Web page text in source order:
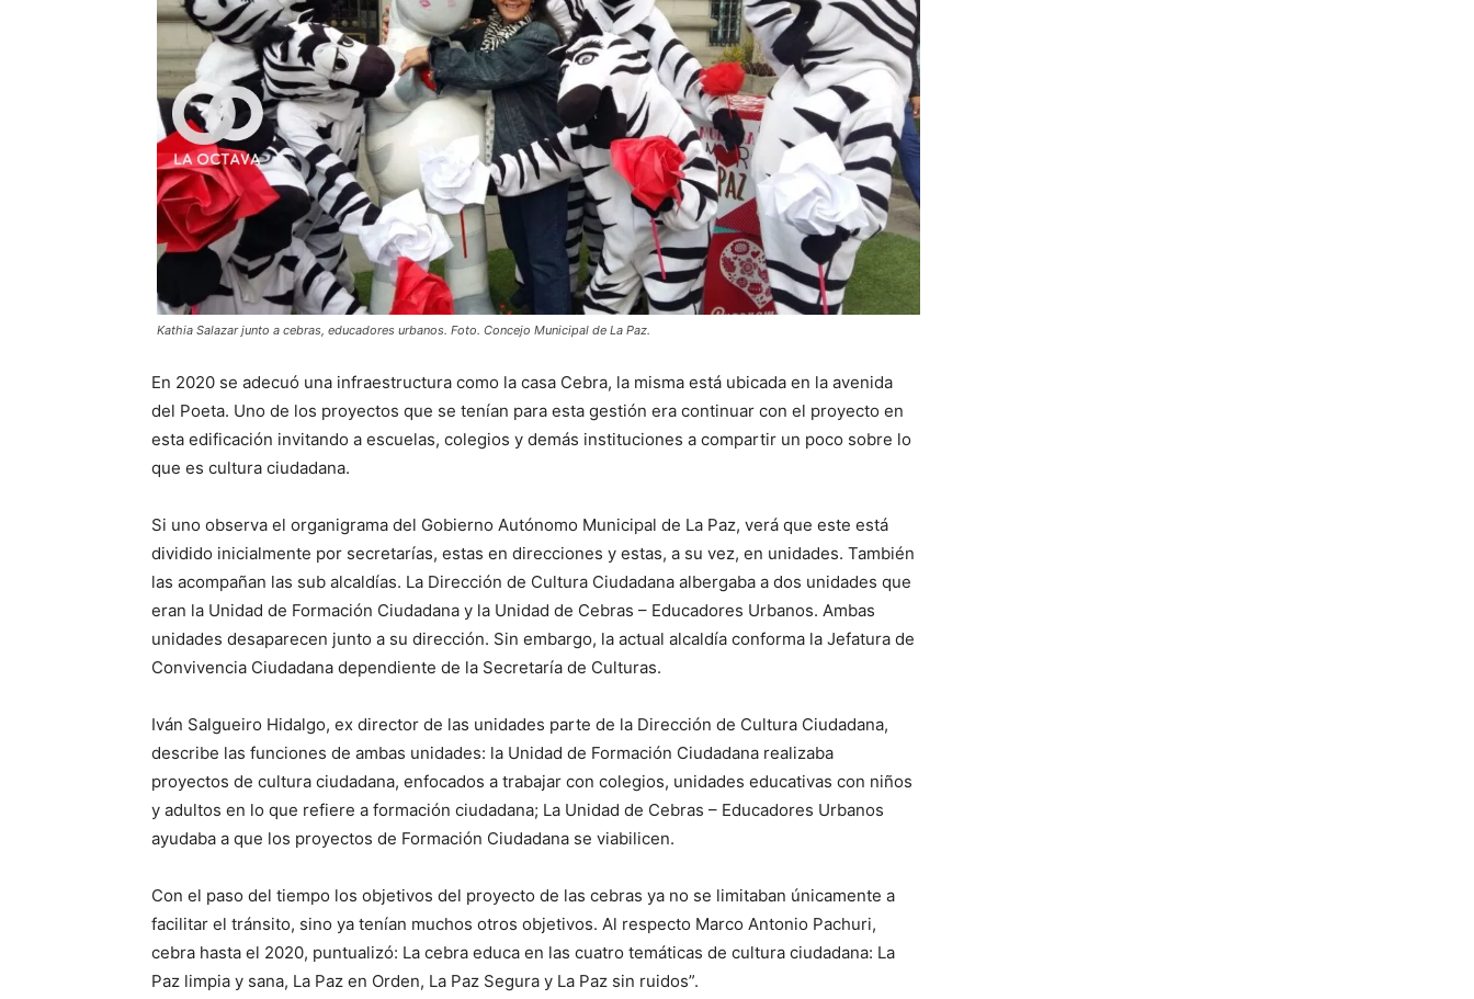
Kathia Salazar junto a cebras, educadores urbanos. Foto. Concejo Municipal de La Paz.
En 2020 se adecuó una infraestructura como la casa Cebra, la misma está ubicada en la avenida
del Poeta. Uno de los proyectos que se tenían para esta gestión era continuar con el proyecto en
esta edificación invitando a escuelas, colegios y demás instituciones a compartir un poco sobre lo
que es cultura ciudadana.
Si uno observa el organigrama del Gobierno Autónomo Municipal de La Paz, verá que este está
dividido inicialmente por secretarías, estas en direcciones y estas, a su vez, en unidades. También
las acompañan las sub alcaldías. La Dirección de Cultura Ciudadana albergaba a dos unidades que
eran la Unidad de Formación Ciudadana y la Unidad de Cebras – Educadores Urbanos. Ambas
unidades desaparecen junto a su dirección. Sin embargo, la actual alcaldía conforma la Jefatura de
Convivencia Ciudadana dependiente de la Secretaría de Culturas.
Iván Salgueiro Hidalgo, ex director de las unidades parte de la Dirección de Cultura Ciudadana,
describe las funciones de ambas unidades: la Unidad de Formación Ciudadana realizaba
proyectos de cultura ciudadana, enfocados a trabajar con colegios, unidades educativas con niños
y adultos en lo que refiere a formación ciudadana; La Unidad de Cebras – Educadores Urbanos
ayudaba a que los proyectos de Formación Ciudadana se viabilicen.
Con el paso del tiempo los objetivos del proyecto de las cebras ya no se limitaban únicamente a
facilitar el tránsito, sino ya tenían muchos otros objetivos. Al respecto Marco Antonio Pachuri,
cebra hasta el 2020, puntualizó: La cebra educa en las cuatro temáticas de cultura ciudadana: La
Paz limpia y sana, La Paz en Orden, La Paz Segura y La Paz sin ruidos”.